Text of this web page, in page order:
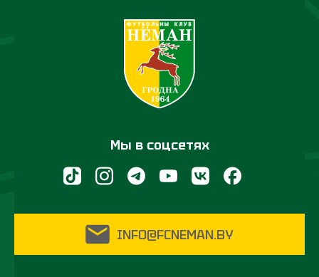
Мы в соцсетях
INFO@FCNEMAN.BY